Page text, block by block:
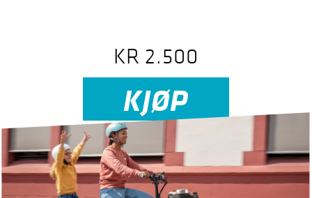
KR 2.500
KJØP